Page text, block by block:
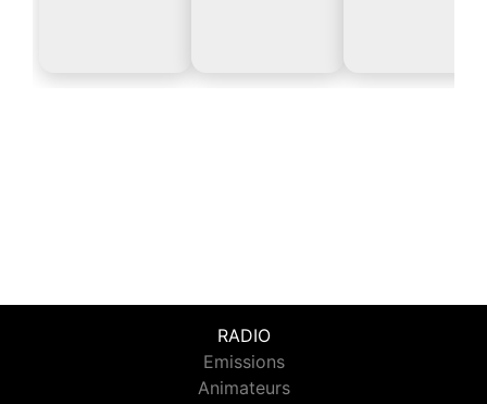
RADIO
Emissions
Animateurs